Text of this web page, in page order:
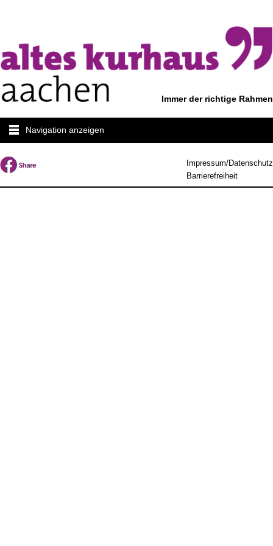
Immer der richtige Rahmen
Navigation anzeigen
Impressum/Datenschutz
Barrierefreiheit